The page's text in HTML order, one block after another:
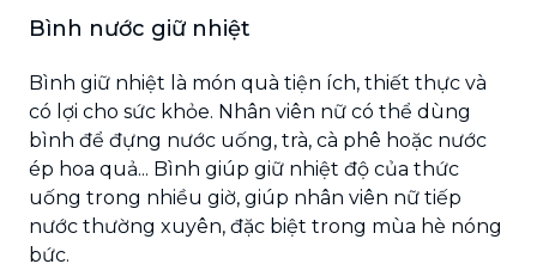
Bình nước giữ nhiệt
Bình giữ nhiệt là món quà tiện ích, thiết thực và
có lợi cho sức khỏe. Nhân viên nữ có thể dùng
bình để đựng nước uống, trà, cà phê hoặc nước
ép hoa quả... Bình giúp giữ nhiệt độ của thức
uống trong nhiều giờ, giúp nhân viên nữ tiếp
nước thường xuyên, đặc biệt trong mùa hè nóng
bức.